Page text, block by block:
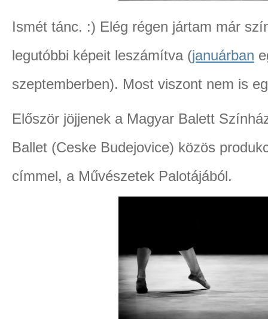
Ismét tánc. :) Elég régen jártam már
legutóbbi képeit leszámítva (januárban
szeptemberben). Most viszont nem is
Először jöjjenek a Magyar Balett
Ballet (Ceske Budejovice) közös
címmel, a Művészetek Palotájából.